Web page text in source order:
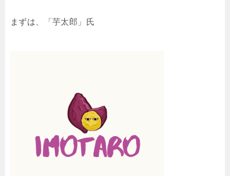
まずは、「芋太郎」氏